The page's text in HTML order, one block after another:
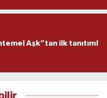
Aşk”tan ilk tanıtım!